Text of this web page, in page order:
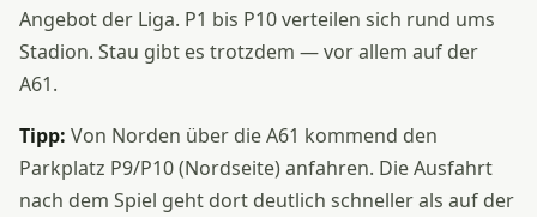
Angebot der Liga. P1 bis P10 verteilen sich rund ums
Stadion. Stau gibt es trotzdem — vor allem auf der
A61.
Tipp: Von Norden über die A61 kommend den
Parkplatz P9/P10 (Nordseite) anfahren. Die Ausfahrt
nach dem Spiel geht dort deutlich schneller als auf der